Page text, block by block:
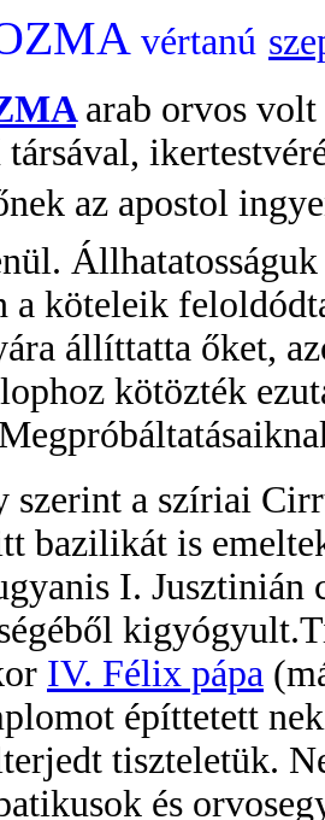
vértanú
arab orvos
társával,
az apostol
a köteleik
állíttatta őket,
kötözték
szerint a szíriai
bazilikát is
I. Jusztinián
IV. Félix pápa
építtetett
tiszteletük.
és